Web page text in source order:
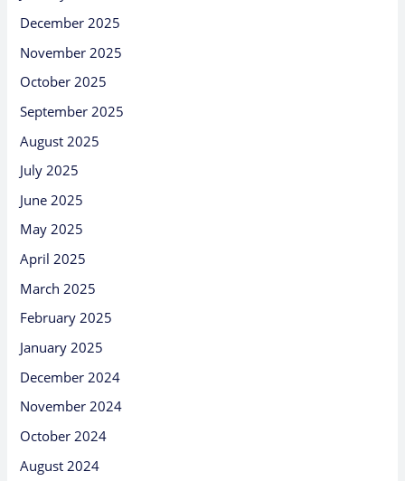
December 2025
November 2025
October 2025
September 2025
August 2025
July 2025
June 2025
May 2025
April 2025
March 2025
February 2025
January 2025
December 2024
November 2024
October 2024
August 2024